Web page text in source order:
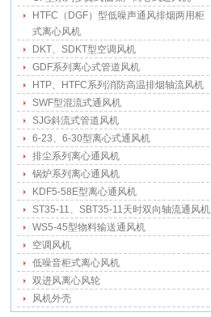
HTFC（DGF）型低噪声通风排烟两用柜
式离心风机
DKT、SDKT型空调风机
GDF系列离心式管道风机
HTP、HTFC系列消防高温排烟轴流风机
SWF型混流式通风机
SJG斜流式管道风机
6-23、6-30型离心式通风机
排尘系列离心通风机
锅炉系列离心通风机
KDF5-58E型离心通风机
ST35-11、SBT35-11天时双向轴流通风机
WS5-45型物料输送通风机
空调风机
低噪音柜式离心风机
双进风离心风轮
风机外壳